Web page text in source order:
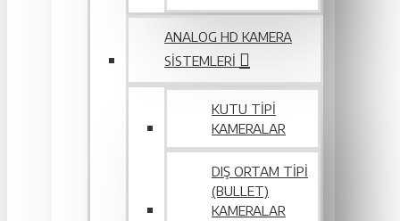
ANALOG HD KAMERA
SISTEMLERI
KUTU TIPI
KAMERALAR
DIŞ ORTAM TIPI
(BULLET)
KAMERALAR